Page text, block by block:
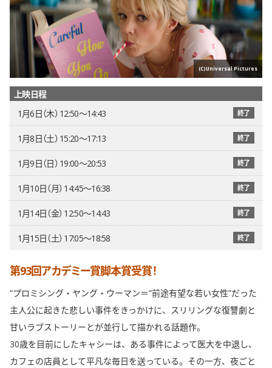
(C)Universal Pictures
上映日程
1月6日（木） 12:50〜14:43
終了
1月8日（土） 15:20〜17:13 終了
1月9日（日） 19:00〜20:53 終了
1月10日（月） 14:45〜16:38 終了
1月14日（金） 12:50〜14:43 終了
1月15日（土） 17:05〜18:58 終了
第93回アカデミー賞脚本賞受賞！
“プロミシング・ヤング・ウーマン＝“前途有望な若い女性”だった
主人公に起きた悲しい事件をきっかけに、スリリングな復讐劇と
甘いラブストーリーとが並行して描かれる話題作。
30歳を目前にしたキャシーは、ある事件によって医大を中退し、
カフェの店員として平凡な毎日を送っている。その一方、夜ごと